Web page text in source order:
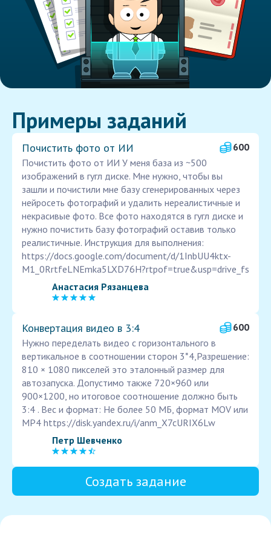
Примеры заданий
Почистить фото от ИИ
600
Почистить фото от ИИ У меня база из ~500
изображений в гугл диске. Мне нужно, чтобы вы
зашли и почистили мне базу сгенерированных через
нейросеть фотографий и удалить нереалистичные и
некрасивые фото. Все фото находятся в гугл диске и
нужно почистить базу фотографий оставив только
реалистичные. Инструкция для выполнения:
https://docs.google.com/document/d/1InbUU4ktx-
M1_0RrtfeLNEmka5LXD76H?rtpof=true&usp=drive_fs
Анастасия Рязанцева
Конвертация видео в 3:4
600
Нужно переделать видео с горизонтального в
вертикальное в соотношении сторон 3*4,Разрешение:
810 × 1080 пикселей это эталонный размер для
автозапуска. Допустимо также 720×960 или
900×1200, но итоговое соотношение должно быть
3:4 . Вес и формат: Не более 50 МБ, формат MOV или
MP4 https://disk.yandex.ru/i/anm_X7cURIX6Lw
Петр Шевченко
Создать задание